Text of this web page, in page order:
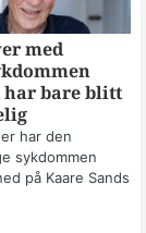
med
har bare blitt
har den
sykdommen
på Kaare Sands